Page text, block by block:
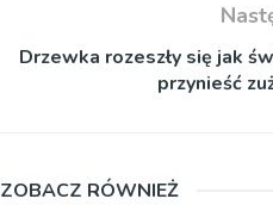
Drzewka rozeszły się jak
przynieść
ZOBACZ RÓWNIEŻ